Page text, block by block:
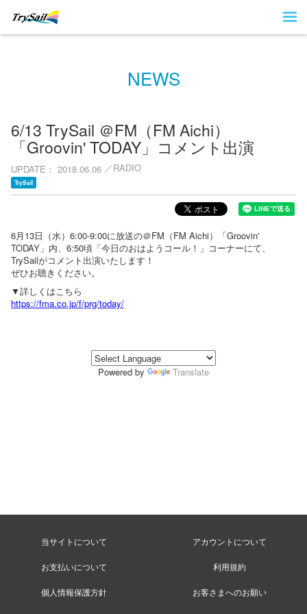
NEWS
6/13 TrySail ＠FM（FM Aichi）
「Groovin' TODAY」コメント出演
UPDATE 2018.06.06 RADIO
TrySail
6月13日（水）6:00-9:00に放送の＠FM（FM Aichi）「Groovin'
TODAY」内、6:50頃「今日のおはようコール！」コーナーにて、
TrySailがコメント出演いたします！
ぜひお聴きください。
▼詳しくはこちら
https://fma.co.jp/f/prg/today/
Powered by Translate
当サイトについて アカウントについて
お支払いについて 利用規約
個人情報保護方針 お客さまへのお願い